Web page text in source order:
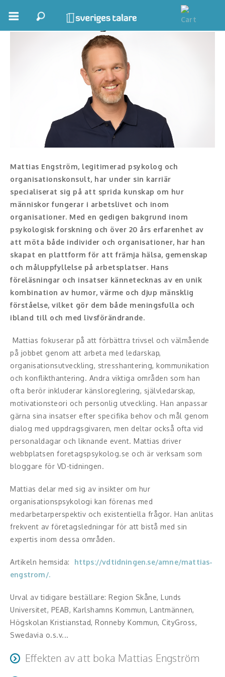
Inspirerande Föreläsare
Personlig utveckling, målsättning
Keynote
Moderator, konferencier
Moderator
Konferencier
Workshopledare, facilitator
Radio och TV-profiler
Underhållning och event
Event
Humoristiska föredrag
Ljus och belysning
Komiker
Konst
Middagsunderhållning
Something a Little Different
Underhållning
Framtid, trender
Försäljning, marknadsföring, service,
kundfokus
Förändring, organisation,
organisationsutveckling
Mattias Engström
Mattias Engström, legitimerad psykolog och
organisationskonsult, har under sin karriär
specialiserat sig på att sprida kunskap om hur
människor fungerar i arbetslivet och inom
organisationer. Med en gedigen bakgrund inom
psykologisk forskning och över 20 års erfarenhet av
att möta både individer och organisationer, har han
skapat en plattform för att främja hälsa, gemenskap
och måluppfyllelse på arbetsplatser. Hans
föreläsningar och insatser kännetecknas av en unik
kombination av humor, värme och djup mänsklig
förståelse, vilket gör dem både meningsfulla och
ibland till och med livsförändrande.
Mattias fokuserar på att förbättra trivsel och välmående
på jobbet genom att arbeta med ledarskap,
organisationsutveckling, stresshantering, kommunikation
och konflikthantering. Andra viktiga områden som han
ofta berör inkluderar känsloreglering, självledarskap,
motivationsteori och personlig utveckling. Han anpassar
gärna sina insatser efter specifika behov och mål genom
dialog med uppdragsgivaren, men deltar också ofta vid
personaldagar och liknande event. Mattias driver
webbplatsen foretagspsykolog.se och är verksam som
bloggare för VD-tidningen.
Mattias delar med sig av insikter om hur
organisationspsykologi kan förenas med
medarbetarperspektiv och existentiella frågor. Han anlitas
frekvent av företagsledningar för att bistå med sin
expertis inom dessa områden.
Artikeln hemsida: https://vdtidningen.se/amne/mattias-
engstrom/.
Urval av tidigare beställare: Region Skåne, Lunds
Universitet, PEAB, Karlshamns Kommun, Lantmännen,
Högskolan Kristianstad, Ronneby Kommun, CityGross,
Swedavia o.s.v...
Effekten av att boka Mattias Engström